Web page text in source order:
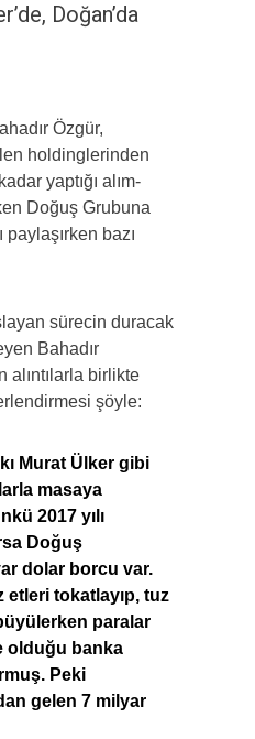
Doğan’da
Özgür,
holdinglerinden
yaptığı alım-
Doğuş Grubuna
paylaşırken bazı
sürecin duracak
Bahadır
alıntılarla birlikte
şöyle:
Murat Ülker gibi
masaya
2017 yılı
Doğuş
dolar borcu var.
tokatlayıp, tuz
paralar
olduğu banka
Peki
gelen 7 milyar